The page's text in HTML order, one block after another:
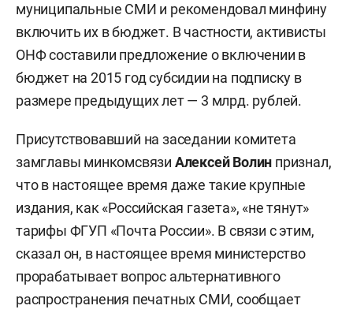
муниципальные СМИ и рекомендовал минфину
включить их в бюджет. В частности, активисты
ОНФ составили предложение о включении в
бюджет на 2015 год субсидии на подписку в
размере предыдущих лет — 3 млрд. рублей.
Присутствовавший на заседании комитета
замглавы минкомсвязи Алексей Волин признал,
что в настоящее время даже такие крупные
издания, как «Российская газета», «не тянут»
тарифы ФГУП «Почта России». В связи с этим,
сказал он, в настоящее время министерство
прорабатывает вопрос альтернативного
распространения печатных СМИ, сообщает